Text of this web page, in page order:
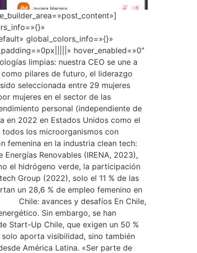
global_colors_info=»{}»
hover_enabled=»0″
limpias: nuestra CEO se une a
pilares de futuro, el liderazgo
seleccionada entre 29 mujeres
mujeres en el sector de las
personal (independiente de
en 2022 en Estados Unidos como el
los microorganismos con
femenina en la industria clean tech:
Renovables (IRENA, 2023),
el hidrógeno verde, la participación
Group (2022), solo el 11 % de las
un 28,6 % de empleo femenino en
Chile: avances y desafíos En Chile,
Sin embargo, se han
Start-Up Chile, que exigen un 50 %
aporta visibilidad, sino también
América Latina. «Ser parte de